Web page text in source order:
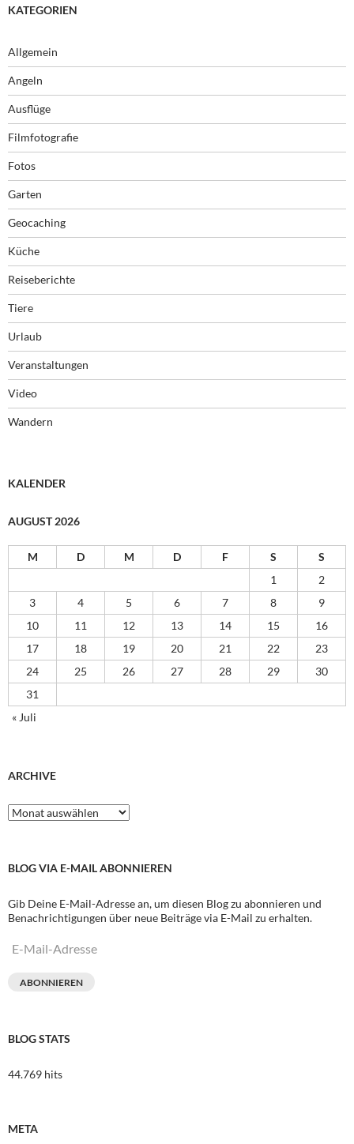
KATEGORIEN
Allgemein
Angeln
Ausflüge
Filmfotografie
Fotos
Garten
Geocaching
Küche
Reiseberichte
Tiere
Urlaub
Veranstaltungen
Video
Wandern
KALENDER
AUGUST 2026
M D M D F S
S
1
2
3
4 5 6 7 8
9
10
11 12 13 14 15
16
17
18 19 20 21 22
23
24
25 26 27 28 29
30
31
« Juli
ARCHIVE
Archive
BLOG VIA E-MAIL ABONNIEREN
Gib Deine E-Mail-Adresse an, um diesen Blog zu abonnieren und
Benachrichtigungen über neue Beiträge via E-Mail zu erhalten.
E-
ABONNIEREN
BLOG STATS
44.769 hits
META